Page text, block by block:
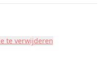
te verwijderen